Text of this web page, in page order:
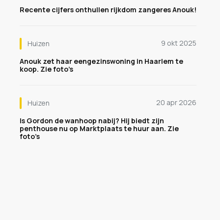
Recente cijfers onthullen rijkdom zangeres Anouk!
Huizen
9 okt 2025
Anouk zet haar eengezinswoning in Haarlem te
koop. Zie foto’s
Huizen
20 apr 2026
Is Gordon de wanhoop nabij? Hij biedt zijn
penthouse nu op Marktplaats te huur aan. Zie
foto’s